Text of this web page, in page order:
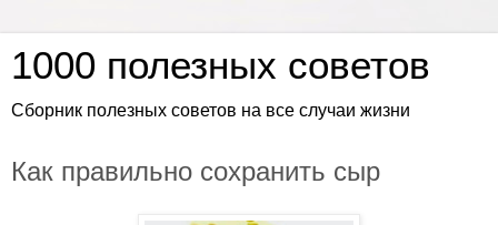
1000 полезных советов
Сборник полезных советов на все случаи жизни
Как правильно сохранить сыр